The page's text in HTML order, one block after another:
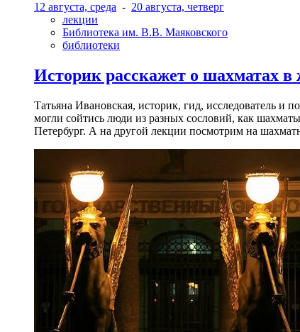
12 августа, среда - 20 августа, четверг
лекции
Библиотека им. В.В. Маяковского
библиотеки
Историк расскажет о шахматах в
Татьяна Ивановская, историк, гид, исследователь и
могли сойтись люди из разных сословий, как
Петербург. А на другой лекции посмотрим на